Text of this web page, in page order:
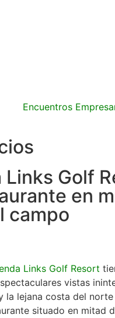
Encuentros
Links Golf
en
campo
Links Golf Resort
vistas
la lejana costa del
situado en mitad